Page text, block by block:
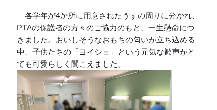
各学年が4か所に用意されたうすの周りに分かれ、
PTAの保護者の方々のご協力のもと、一生懸命につ
きました。おいしそうなおもちの匂いが立ち込める
中、子供たちの「ヨイショ」という元気な歓声がと
ても可愛らしく聞こえました。